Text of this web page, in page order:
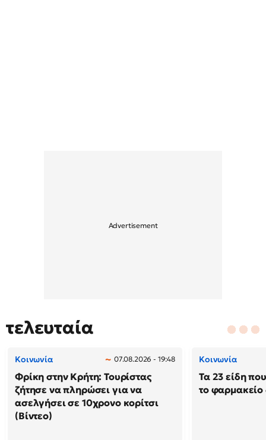
τελευταία
Κοινωνία 07.08.2026 - 19:48
Φρίκη στην Κρήτη: Τουρίστας
ζήτησε να πληρώσει για να
ασελγήσει σε 10χρονο κορίτσι
(Βίντεο)
Κοινωνία
Τα 23 είδη
το